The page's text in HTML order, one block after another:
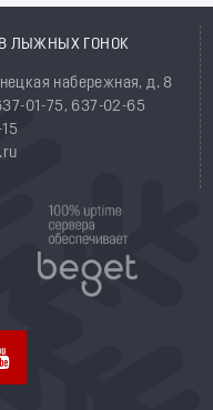
ЛЫЖНЫХ ГОНОК
набережная, д. 8
01-75, 637-02-65